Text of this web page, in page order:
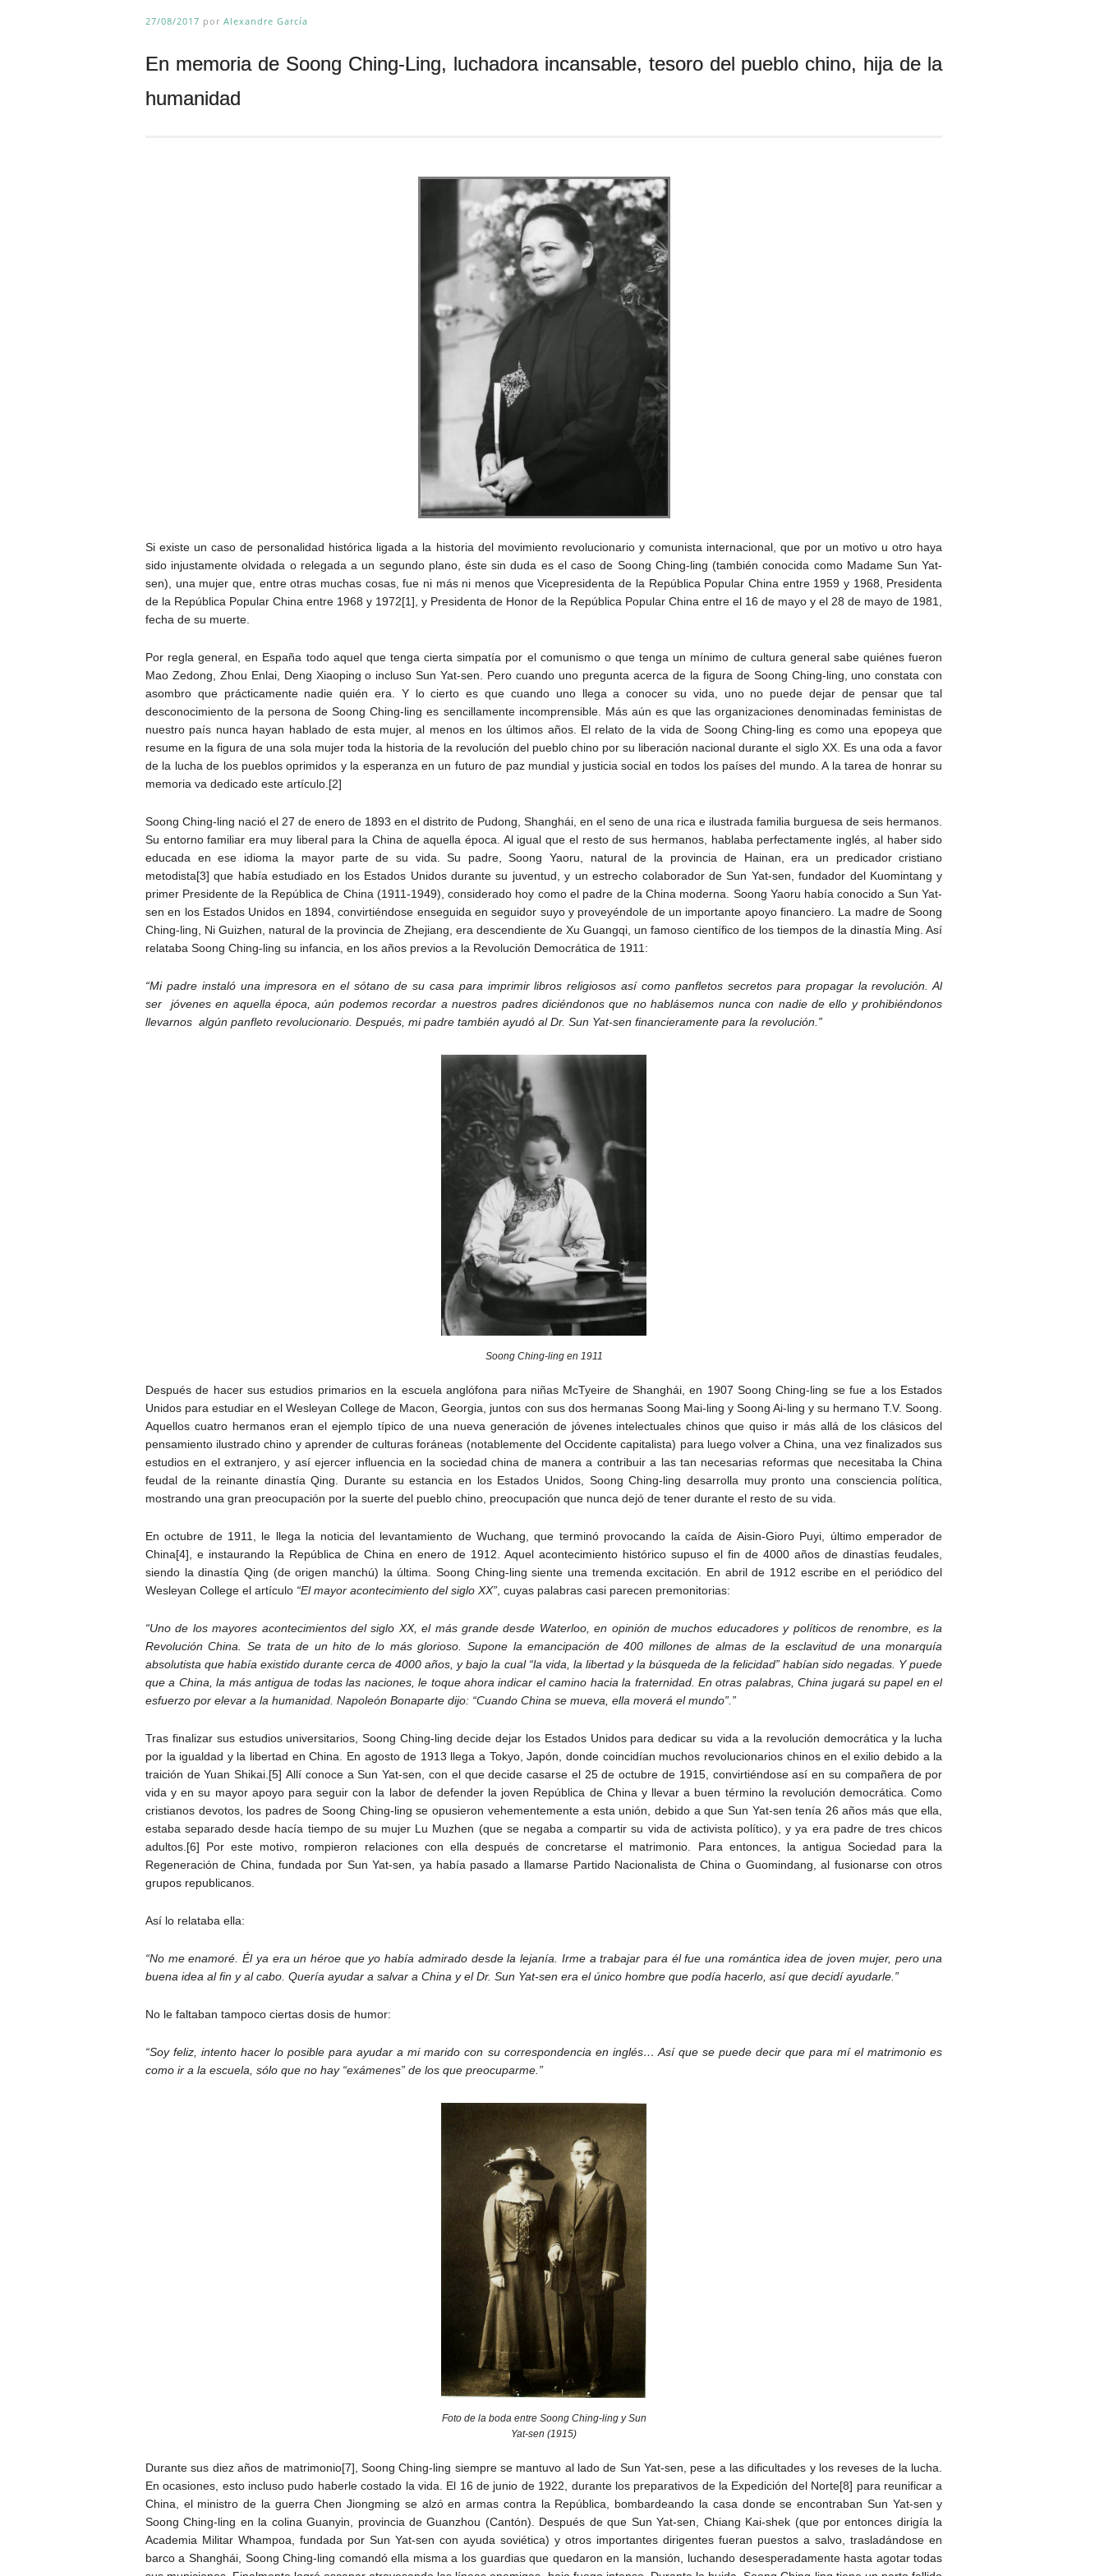
27/08/2017 por Alexandre García
En memoria de Soong Ching-Ling, luchadora incansable, tesoro del pueblo chino, hija de la
humanidad
Si existe un caso de personalidad histórica ligada a la historia del movimiento revolucionario y comunista internacional, que por un motivo u otro haya
sido injustamente olvidada o relegada a un segundo plano, éste sin duda es el caso de Soong Ching-ling (también conocida como Madame Sun Yat-
sen), una mujer que, entre otras muchas cosas, fue ni más ni menos que Vicepresidenta de la República Popular China entre 1959 y 1968, Presidenta
de la República Popular China entre 1968 y 1972[1], y Presidenta de Honor de la República Popular China entre el 16 de mayo y el 28 de mayo de 1981,
fecha de su muerte.
Por regla general, en España todo aquel que tenga cierta simpatía por el comunismo o que tenga un mínimo de cultura general sabe quiénes fueron
Mao Zedong, Zhou Enlai, Deng Xiaoping o incluso Sun Yat-sen. Pero cuando uno pregunta acerca de la figura de Soong Ching-ling, uno constata con
asombro que prácticamente nadie quién era. Y lo cierto es que cuando uno llega a conocer su vida, uno no puede dejar de pensar que tal
desconocimiento de la persona de Soong Ching-ling es sencillamente incomprensible. Más aún es que las organizaciones denominadas feministas de
nuestro país nunca hayan hablado de esta mujer, al menos en los últimos años. El relato de la vida de Soong Ching-ling es como una epopeya que
resume en la figura de una sola mujer toda la historia de la revolución del pueblo chino por su liberación nacional durante el siglo XX. Es una oda a favor
de la lucha de los pueblos oprimidos y la esperanza en un futuro de paz mundial y justicia social en todos los países del mundo. A la tarea de honrar su
memoria va dedicado este artículo.[2]
Soong Ching-ling nació el 27 de enero de 1893 en el distrito de Pudong, Shanghái, en el seno de una rica e ilustrada familia burguesa de seis hermanos.
Su entorno familiar era muy liberal para la China de aquella época. Al igual que el resto de sus hermanos, hablaba perfectamente inglés, al haber sido
educada en ese idioma la mayor parte de su vida. Su padre, Soong Yaoru, natural de la provincia de Hainan, era un predicador cristiano
metodista[3] que había estudiado en los Estados Unidos durante su juventud, y un estrecho colaborador de Sun Yat-sen, fundador del Kuomintang y
primer Presidente de la República de China (1911-1949), considerado hoy como el padre de la China moderna. Soong Yaoru había conocido a Sun Yat-
sen en los Estados Unidos en 1894, convirtiéndose enseguida en seguidor suyo y proveyéndole de un importante apoyo financiero. La madre de Soong
Ching-ling, Ni Guizhen, natural de la provincia de Zhejiang, era descendiente de Xu Guangqi, un famoso científico de los tiempos de la dinastía Ming. Así
relataba Soong Ching-ling su infancia, en los años previos a la Revolución Democrática de 1911:
“Mi padre instaló una impresora en el sótano de su casa para imprimir libros religiosos así como panfletos secretos para propagar la revolución. Al
ser jóvenes en aquella época, aún podemos recordar a nuestros padres diciéndonos que no hablásemos nunca con nadie de ello y prohibiéndonos
llevarnos algún panfleto revolucionario. Después, mi padre también ayudó al Dr. Sun Yat-sen financieramente para la revolución.”
Soong Ching-ling en 1911
Después de hacer sus estudios primarios en la escuela anglófona para niñas McTyeire de Shanghái, en 1907 Soong Ching-ling se fue a los Estados
Unidos para estudiar en el Wesleyan College de Macon, Georgia, juntos con sus dos hermanas Soong Mai-ling y Soong Ai-ling y su hermano T.V. Soong.
Aquellos cuatro hermanos eran el ejemplo típico de una nueva generación de jóvenes intelectuales chinos que quiso ir más allá de los clásicos del
pensamiento ilustrado chino y aprender de culturas foráneas (notablemente del Occidente capitalista) para luego volver a China, una vez finalizados sus
estudios en el extranjero, y así ejercer influencia en la sociedad china de manera a contribuir a las tan necesarias reformas que necesitaba la China
feudal de la reinante dinastía Qing. Durante su estancia en los Estados Unidos, Soong Ching-ling desarrolla muy pronto una consciencia política,
mostrando una gran preocupación por la suerte del pueblo chino, preocupación que nunca dejó de tener durante el resto de su vida.
En octubre de 1911, le llega la noticia del levantamiento de Wuchang, que terminó provocando la caída de Aisin-Gioro Puyi, último emperador de
China[4], e instaurando la República de China en enero de 1912. Aquel acontecimiento histórico supuso el fin de 4000 años de dinastías feudales,
siendo la dinastía Qing (de origen manchú) la última. Soong Ching-ling siente una tremenda excitación. En abril de 1912 escribe en el periódico del
Wesleyan College el artículo “El mayor acontecimiento del siglo XX”, cuyas palabras casi parecen premonitorias:
“Uno de los mayores acontecimientos del siglo XX, el más grande desde Waterloo, en opinión de muchos educadores y políticos de renombre, es la
Revolución China. Se trata de un hito de lo más glorioso. Supone la emancipación de 400 millones de almas de la esclavitud de una monarquía
absolutista que había existido durante cerca de 4000 años, y bajo la cual “la vida, la libertad y la búsqueda de la felicidad” habían sido negadas. Y puede
que a China, la más antigua de todas las naciones, le toque ahora indicar el camino hacia la fraternidad. En otras palabras, China jugará su papel en el
esfuerzo por elevar a la humanidad. Napoleón Bonaparte dijo: “Cuando China se mueva, ella moverá el mundo”.”
Tras finalizar sus estudios universitarios, Soong Ching-ling decide dejar los Estados Unidos para dedicar su vida a la revolución democrática y la lucha
por la igualdad y la libertad en China. En agosto de 1913 llega a Tokyo, Japón, donde coincidían muchos revolucionarios chinos en el exilio debido a la
traición de Yuan Shikai.[5] Allí conoce a Sun Yat-sen, con el que decide casarse el 25 de octubre de 1915, convirtiéndose así en su compañera de por
vida y en su mayor apoyo para seguir con la labor de defender la joven República de China y llevar a buen término la revolución democrática. Como
cristianos devotos, los padres de Soong Ching-ling se opusieron vehementemente a esta unión, debido a que Sun Yat-sen tenía 26 años más que ella,
estaba separado desde hacía tiempo de su mujer Lu Muzhen (que se negaba a compartir su vida de activista político), y ya era padre de tres chicos
adultos.[6] Por este motivo, rompieron relaciones con ella después de concretarse el matrimonio. Para entonces, la antigua Sociedad para la
Regeneración de China, fundada por Sun Yat-sen, ya había pasado a llamarse Partido Nacionalista de China o Guomindang, al fusionarse con otros
grupos republicanos.
Así lo relataba ella:
“No me enamoré. Él ya era un héroe que yo había admirado desde la lejanía. Irme a trabajar para él fue una romántica idea de joven mujer, pero una
buena idea al fin y al cabo. Quería ayudar a salvar a China y el Dr. Sun Yat-sen era el único hombre que podía hacerlo, así que decidí ayudarle.”
No le faltaban tampoco ciertas dosis de humor:
“Soy feliz, intento hacer lo posible para ayudar a mi marido con su correspondencia en inglés… Así que se puede decir que para mí el matrimonio es
como ir a la escuela, sólo que no hay “exámenes” de los que preocuparme.”
Foto de la boda entre Soong Ching-ling y Sun
Yat-sen (1915)
Durante sus diez años de matrimonio[7], Soong Ching-ling siempre se mantuvo al lado de Sun Yat-sen, pese a las dificultades y los reveses de la lucha.
En ocasiones, esto incluso pudo haberle costado la vida. El 16 de junio de 1922, durante los preparativos de la Expedición del Norte[8] para reunificar a
China, el ministro de la guerra Chen Jiongming se alzó en armas contra la República, bombardeando la casa donde se encontraban Sun Yat-sen y
Soong Ching-ling en la colina Guanyin, provincia de Guanzhou (Cantón). Después de que Sun Yat-sen, Chiang Kai-shek (que por entonces dirigía la
Academia Militar Whampoa, fundada por Sun Yat-sen con ayuda soviética) y otros importantes dirigentes fueran puestos a salvo, trasladándose en
barco a Shanghái, Soong Ching-ling comandó ella misma a los guardias que quedaron en la mansión, luchando desesperadamente hasta agotar todas